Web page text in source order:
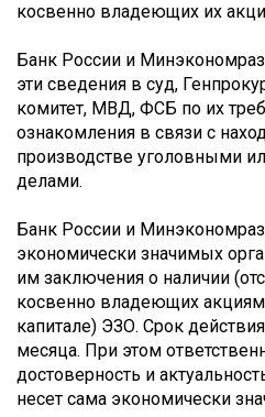
косвенно владеющих их
Банк России и
эти сведения в суд,
комитет, МВД, ФСБ по их
ознакомления в связи с
производстве уголовными
делами.
Банк России и
экономически значимых
им заключения о наличии
косвенно владеющих
капитале) ЭЗО. Срок
месяца. При этом
достоверность и
несет сама экономически